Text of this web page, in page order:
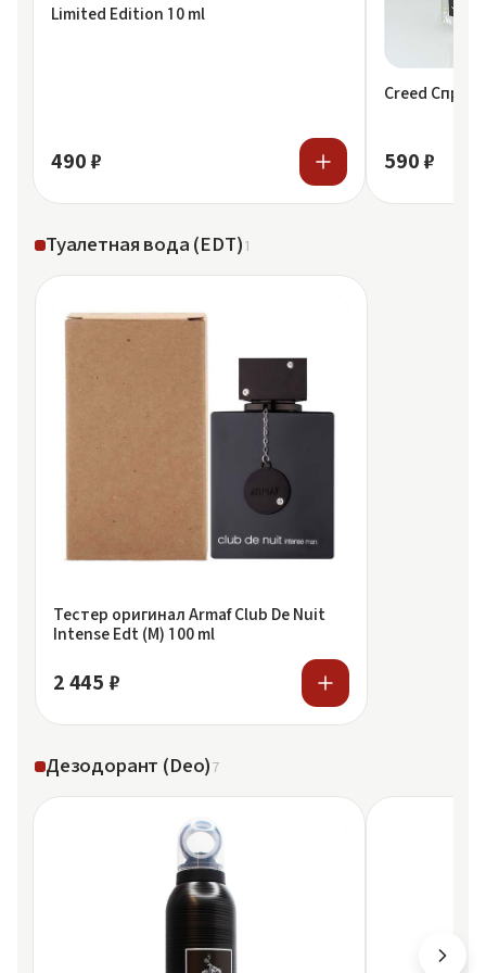
Limited Edition 10 ml
490 ₽
Creed Спрей
590 ₽
Туалетная вода (EDT)1
Тестер оригинал Armaf Club De Nuit
Intense Edt (M) 100 ml
2 445 ₽
Дезодорант (Deo)7